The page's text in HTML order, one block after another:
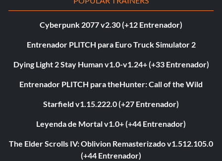
Cyberpunk 2077 v2.30 (+12 Entrenador)
Entrenador PLITCH para Euro Truck Simulator 2
Dying Light 2 Stay Human v1.0-v1.24+ (+33 Entrenador)
Entrenador PLITCH para theHunter: Call of the Wild
Starfield v1.15.222.0 (+27 Entrenador)
Leyenda de Mortal v1.0+ (+44 Entrenador)
The Elder Scrolls IV: Oblivion Remasterizado v1.512.105.0
(+44 Entrenador)